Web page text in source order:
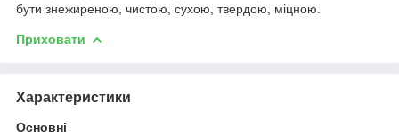
бути знежиреною, чистою, сухою, твердою, міцною.
Приховати
Характеристики
Основні